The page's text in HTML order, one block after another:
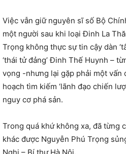
Việc vẫn giữ nguyên sĩ số Bộ
một người sau khi loại Đinh La
Trọng không thực sự tin cậy dàn
‘thái tử đảng’ Đinh Thế Huynh –
vọng -nhưng lại gặp phải một vấn
hoạch tìm kiếm ‘lãnh đạo chiến
nguy cơ phá sản.
Trong quá khứ không xa, đã từng
khác được Nguyễn Phú Trọng